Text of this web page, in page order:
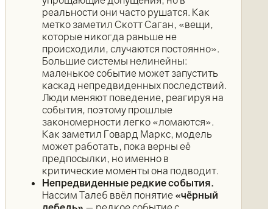
реальности они часто рушатся. Как
метко заметил Скотт Саган, «вещи,
которые никогда раньше не
происходили, случаются постоянно».
Большие системы нелинейны:
маленькое событие может запустить
каскад непредвиденных последствий.
Люди меняют поведение, реагируя на
события, поэтому прошлые
закономерности легко «ломаются».
Как заметил Говард Маркс, модель
может работать, пока верны её
предпосылки, но именно в
критические моменты она подводит.
Непредвиденные редкие события.
Нассим Талеб ввёл понятие «чёрный